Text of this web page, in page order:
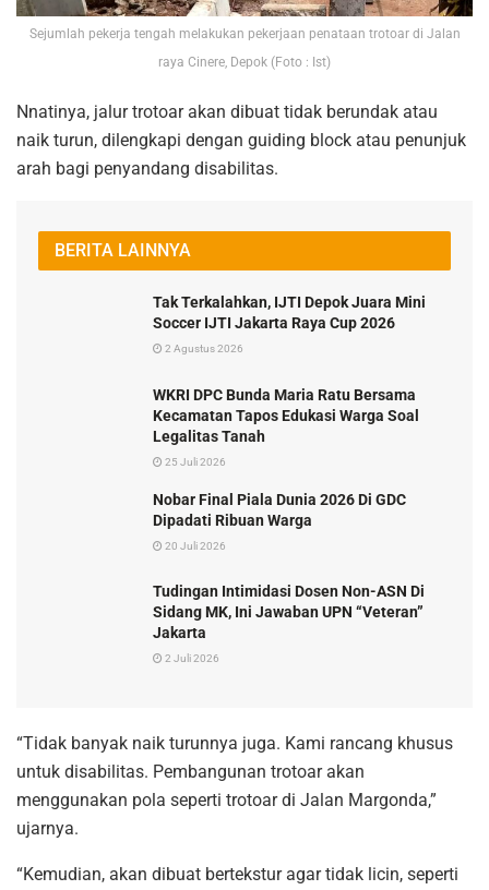
Sejumlah pekerja tengah melakukan pekerjaan penataan trotoar di Jalan
raya Cinere, Depok (Foto : Ist)
Nnatinya, jalur trotoar akan dibuat tidak berundak atau
naik turun, dilengkapi dengan guiding block atau penunjuk
arah bagi penyandang disabilitas.
BERITA LAINNYA
Tak Terkalahkan, IJTI Depok Juara Mini
Soccer IJTI Jakarta Raya Cup 2026
2 Agustus 2026
WKRI DPC Bunda Maria Ratu Bersama
Kecamatan Tapos Edukasi Warga Soal
Legalitas Tanah
25 Juli 2026
Nobar Final Piala Dunia 2026 Di GDC
Dipadati Ribuan Warga
20 Juli 2026
Tudingan Intimidasi Dosen Non-ASN Di
Sidang MK, Ini Jawaban UPN “Veteran”
Jakarta
2 Juli 2026
“Tidak banyak naik turunnya juga. Kami rancang khusus
untuk disabilitas. Pembangunan trotoar akan
menggunakan pola seperti trotoar di Jalan Margonda,”
ujarnya.
“Kemudian, akan dibuat bertekstur agar tidak licin, seperti